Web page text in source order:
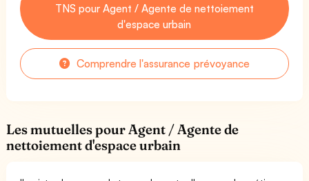
TNS pour Agent / Agente de nettoiement
d'espace urbain
Comprendre l'assurance prévoyance
Les mutuelles pour Agent / Agente de
nettoiement d'espace urbain